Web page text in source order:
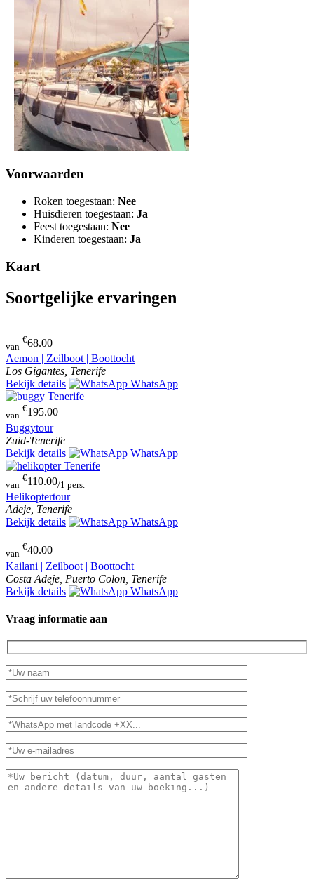
Voorwaarden
Roken toegestaan: Nee
Huisdieren toegestaan: Ja
Feest toegestaan: Nee
Kinderen toegestaan: Ja
Kaart
Soortgelijke ervaringen
van
€68.00
Aemon | Zeilboot | Boottocht
Los Gigantes, Tenerife
Bekijk details
WhatsApp
van
€195.00
Buggytour
Zuid-Tenerife
Bekijk details
WhatsApp
van
€110.00/1 pers.
Helikoptertour
Adeje, Tenerife
Bekijk details
WhatsApp
van
€40.00
Kailani | Zeilboot | Boottocht
Costa Adeje, Puerto Colon, Tenerife
Bekijk details
WhatsApp
Vraag informatie aan